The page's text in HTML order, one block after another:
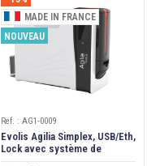
MADE IN FRANCE
NOUVEAU
Ref. : AG1-0009
Evolis Agilia Simplex, USB/Eth,
Lock avec système de